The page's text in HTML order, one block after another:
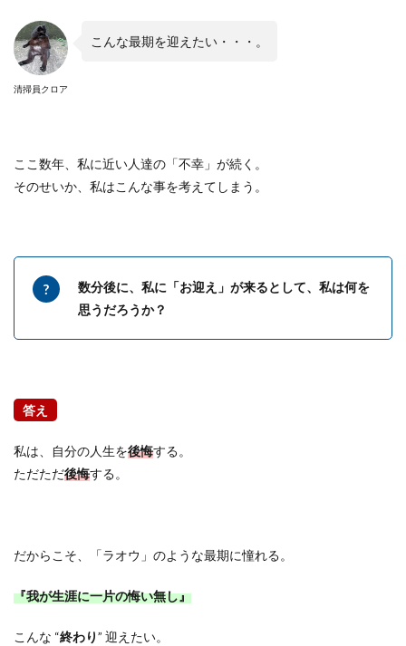
清掃員クロア
こんな最期を迎えたい・・・。
ここ数年、私に近い人達の「不幸」が続く。
そのせいか、私はこんな事を考えてしまう。
数分後に、私に「お迎え」が来るとして、私は何を
思うだろうか？
答え
私は、自分の人生を後悔する。
ただただ後悔する。
だからこそ、「ラオウ」のような最期に憧れる。
『我が生涯に一片の悔い無し』
こんな “終わり” 迎えたい。